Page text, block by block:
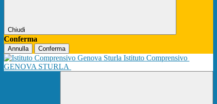
Chiudi
Conferma
Annulla Conferma
Istituto Comprensivo
GENOVA STURLA